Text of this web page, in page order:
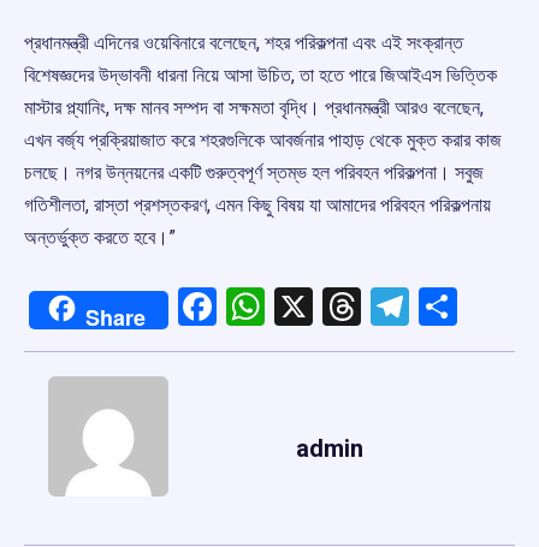
প্রধানমন্ত্রী এদিনের ওয়েবিনারে বলেছেন, শহর পরিকল্পনা এবং এই সংক্রান্ত
বিশেষজ্ঞদের উদ্ভাবনী ধারনা নিয়ে আসা উচিত, তা হতে পারে জিআইএস ভিত্তিক
মাস্টার প্ল্যানিং, দক্ষ মানব সম্পদ বা সক্ষমতা বৃদ্ধি। প্রধানমন্ত্রী আরও বলেছেন,
এখন বর্জ্য প্রক্রিয়াজাত করে শহরগুলিকে আবর্জনার পাহাড় থেকে মুক্ত করার কাজ
চলছে। নগর উন্নয়নের একটি গুরুত্বপূর্ণ স্তম্ভ হল পরিবহন পরিকল্পনা। সবুজ
গতিশীলতা, রাস্তা প্রশস্তকরণ, এমন কিছু বিষয় যা আমাদের পরিবহন পরিকল্পনায়
অন্তর্ভুক্ত করতে হবে।”
Share Facebook
WhatsApp
X Threads
admin